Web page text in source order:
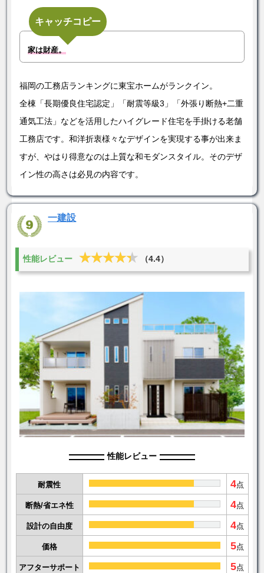
キャッチコピー
家は財産。
福岡の工務店ランキングに東宝ホームがランクイン。
全棟「長期優良住宅認定」「耐震等級3」「外張り断熱+二重
通気工法」などを活用したハイグレード住宅を手掛ける老舗
工務店です。和洋折衷様々なデザインを実現する事が出来ま
すが、やはり得意なのは上質な和モダンスタイル。そのデザ
イン性の高さは必見の内容です。
一建設
性能レビュー ★★★★★
★★★★★ （4.4）
性能レビュー
耐震性 4点
断熱/省エネ性 4点
設計の自由度 4点
価格 5点
アフターサポート 5点